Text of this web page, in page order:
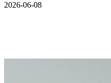
2026-06-08